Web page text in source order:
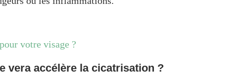
votre visage ?
vera accélère la cicatrisation ?